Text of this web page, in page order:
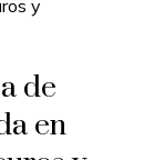
de
en